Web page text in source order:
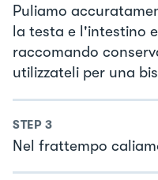
Puliamo
la testa e l'intestino
raccomando
utilizzateli per una
STEP 3
Nel frattempo